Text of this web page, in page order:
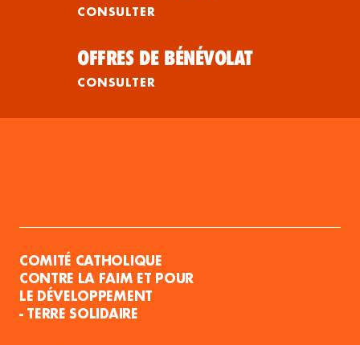
CONSULTER
OFFRES DE BÉNÉVOLAT
CONSULTER
COMITÉ CATHOLIQUE
CONTRE LA FAIM ET POUR
LE DÉVELOPPEMENT
- TERRE SOLIDAIRE